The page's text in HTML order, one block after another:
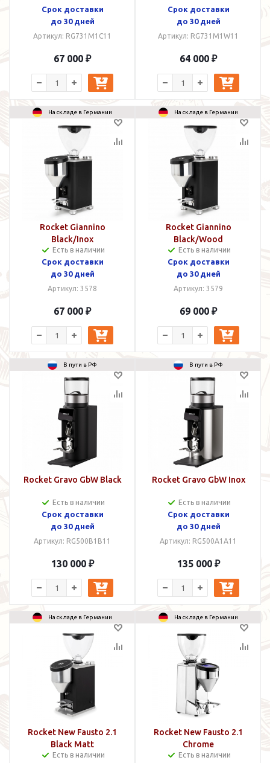
Срок доставки
до 30 дней
Артикул: RG731M1C11
67 000 ₽
Срок доставки
до 30 дней
Артикул: RG731M1W11
64 000 ₽
На складе в Германии
Rocket Giannino
Black/Inox
Есть в наличии
Срок доставки
до 30 дней
Артикул: 3578
67 000 ₽
На складе в Германии
Rocket Giannino
Black/Wood
Есть в наличии
Срок доставки
до 30 дней
Артикул: 3579
69 000 ₽
В пути в РФ
Rocket Gravo GbW Black
Есть в наличии
Срок доставки
до 30 дней
Артикул: RG500B1B11
130 000 ₽
В пути в РФ
Rocket Gravo GbW Inox
Есть в наличии
Срок доставки
до 30 дней
Артикул: RG500A1A11
135 000 ₽
На складе в Германии
Rocket New Fausto 2.1
Black Matt
Есть в наличии
На складе в Германии
Rocket New Fausto 2.1
Chrome
Есть в наличии